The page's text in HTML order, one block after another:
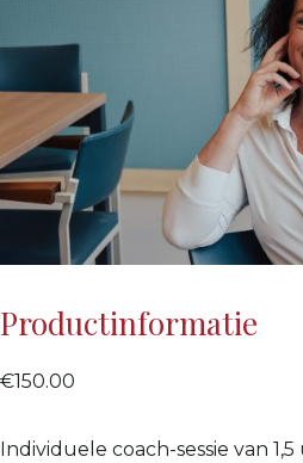
Productinformatie
€150.00
Individuele coach-sessie van 1,5